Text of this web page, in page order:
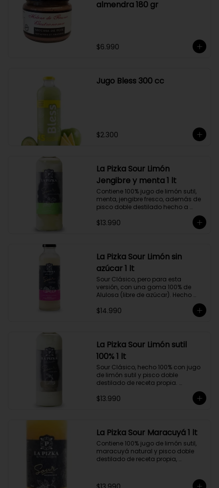
almendra 180 gr
$6.990
Jugo Bless 300 cc
$2.300
La Pizka Sour Limón
Jengibre y menta 1 lt
Contiene 100% jugo de limón sutil,
menta, jengibre fresco, además de
pisco doble destilado hecho a
Alejandría, Amarilla, Rosada y
$13.990
La Pizka Sour Limón sin
azúcar 1 lt
Sour Clásico, pero para esta
versión, con una goma 100% de
Alulosa (libre de azúcar). Hecho
100% con jugo de limón sutil y pisco
doble destilado de receta propia
hecho a partir de uva Moscatel de
corazón del Valle del Elqui.
$14.990
La Pizka Sour Limón sutil
100% 1 lt
Sour Clásico, hecho 100% con jugo
de limón sutil y pisco doble
destilado de receta propia.
Elaborado en el corazón del Valle
del Elqui, hecho a partir de uva
$13.990
La Pizka Sour Maracuyá 1 lt
Contiene 100% jugo de limón sutil,
maracuyá natural y pisco doble
destilado de receta propia,